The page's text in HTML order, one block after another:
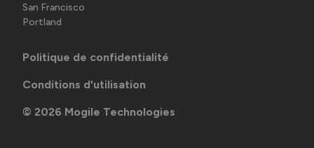
San Francisco
Portland
Politique de confidentialité
Conditions d'utilisation
© 2026 Mogile Technologies